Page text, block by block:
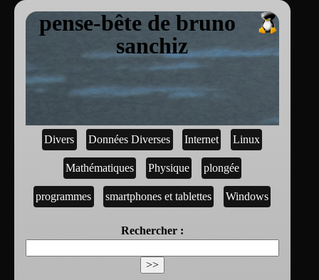
pense-bête de bruno
sanchiz
Divers Données Diverses Internet Linux
Mathématiques Physique plongée
programmes smartphones et tablettes Windows
Rechercher :